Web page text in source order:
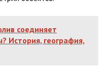
соединяет
История, география,